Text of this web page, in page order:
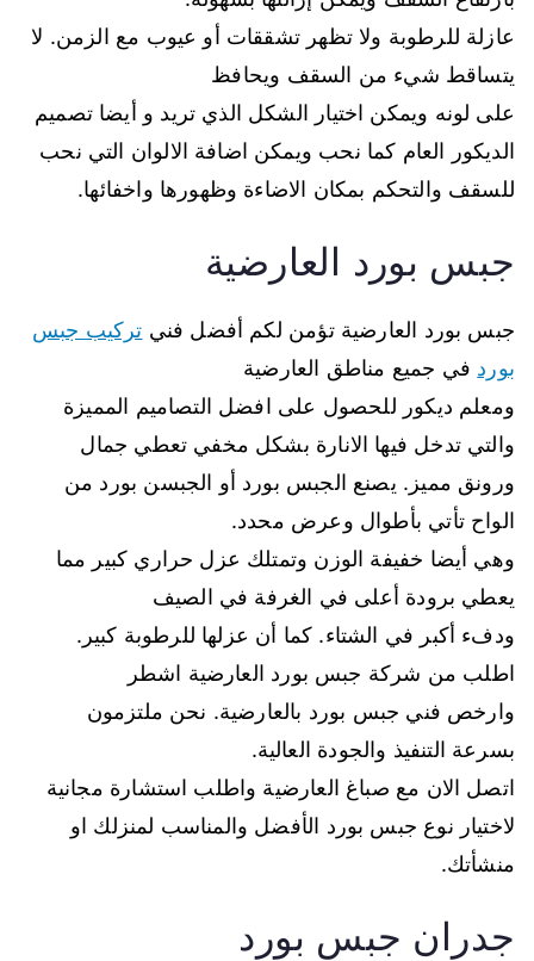
عازلة للرطوبة ولا تظهر تشققات أو عيوب مع الزمن. لا
يتساقط شيء من السقف ويحافظ
على لونه ويمكن اختيار الشكل الذي تريد و أيضا تصميم
الديكور العام كما نحب ويمكن اضافة الالوان التي نحب
للسقف والتحكم بمكان الاضاءة وظهورها واخفائها.
جبس بورد العارضية
جبس بورد العارضية تؤمن لكم أفضل فني تركيب جبس
بورد في جميع مناطق العارضية
ومعلم ديكور للحصول على افضل التصاميم المميزة
والتي تدخل فيها الانارة بشكل مخفي تعطي جمال
ورونق مميز. يصنع الجبس بورد أو الجبسن بورد من
الواح تأتي بأطوال وعرض محدد.
وهي أيضا خفيفة الوزن وتمتلك عزل حراري كبير مما
يعطي برودة أعلى في الغرفة في الصيف
ودفء أكبر في الشتاء. كما أن عزلها للرطوبة كبير.
اطلب من شركة جبس بورد العارضية اشطر
وارخص فني جبس بورد بالعارضية. نحن ملتزمون
بسرعة التنفيذ والجودة العالية.
اتصل الان مع صباغ العارضية واطلب استشارة مجانية
لاختيار نوع جبس بورد الأفضل والمناسب لمنزلك او
منشأتك.
جدران جبس بورد